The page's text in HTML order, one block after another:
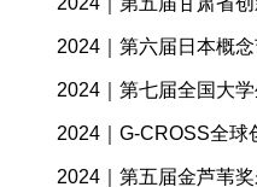
2024｜第六届日本概念
2024｜第七届全国大学
2024｜G-CROSS全球
2024｜第五届金芦苇奖